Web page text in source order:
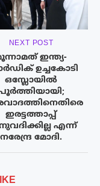
NEXT POST
ഇന്ത്യ-
ഉച്ചകോടി
ഒസ്ലോയില്‍
ഇരട്ടത്താപ്പ്
എന്ന്
നരേന്ദ്ര മോദി.